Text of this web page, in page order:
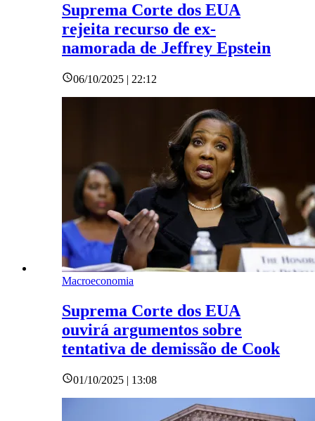
Suprema Corte dos EUA
rejeita recurso de ex-
namorada de Jeffrey Epstein
06/10/2025 | 22:12
Macroeconomia
Suprema Corte dos EUA
ouvirá argumentos sobre
tentativa de demissão de Cook
01/10/2025 | 13:08